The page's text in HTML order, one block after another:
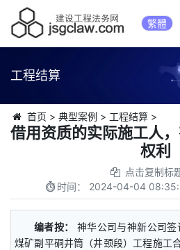
繁體
工程结算
首页 > 典型案例 > 工程结算>
借用资质的实际施工人
权利
点击复制标
时间： 2024-04-04
编者按：
神华公司与神新公司
煤矿副平硐井筒（井颈段）工程施工